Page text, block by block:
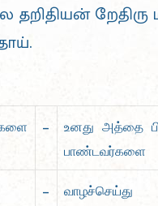
தறிதியன் றேதிரு
–
உனது அத்தை
பாண்டவர்களை
– வாழச்செய்து